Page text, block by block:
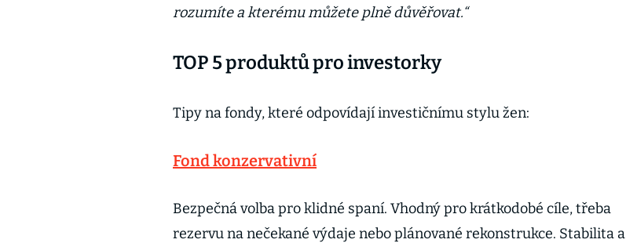
rozumíte a kterému můžete plně důvěřovat.“
TOP 5 produktů pro investorky
Tipy na fondy, které odpovídají investičnímu stylu žen:
Fond konzervativní
Bezpečná volba pro klidné spaní. Vhodný pro krátkodobé cíle, třeba
rezervu na nečekané výdaje nebo plánované rekonstrukce. Stabilita a